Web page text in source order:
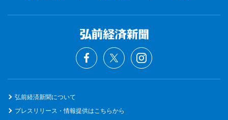
弘前経済新聞について
プレスリリース・情報提供はこちらから